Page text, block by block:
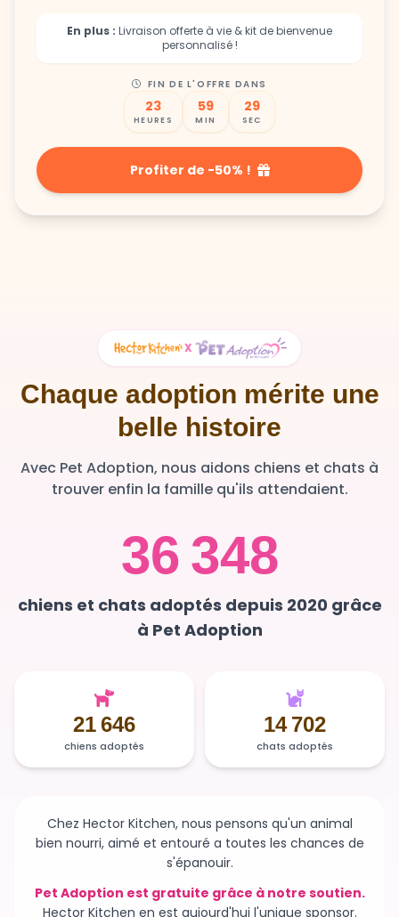
En plus : Livraison offerte à vie & kit de bienvenue
personnalisé !
FIN DE L'OFFRE DANS
23
HEURES
59
MIN
27
SEC
Profiter de -50% !
X
Chaque adoption mérite une
belle histoire
Avec Pet Adoption, nous aidons chiens et chats à
trouver enfin la famille qu'ils attendaient.
36 348
chiens et chats adoptés depuis 2020 grâce
à Pet Adoption
21 646
chiens adoptés
14 702
chats adoptés
Chez Hector Kitchen, nous pensons qu'un animal
bien nourri, aimé et entouré a toutes les chances de
s'épanouir.
Pet Adoption est gratuite grâce à notre soutien.
Hector Kitchen en est aujourd'hui l'unique sponsor.